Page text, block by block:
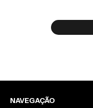
NAVEGAÇÃO